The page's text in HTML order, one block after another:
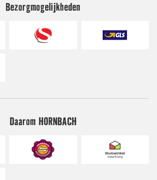
Bezorgmogelijkheden
Daarom HORNBACH